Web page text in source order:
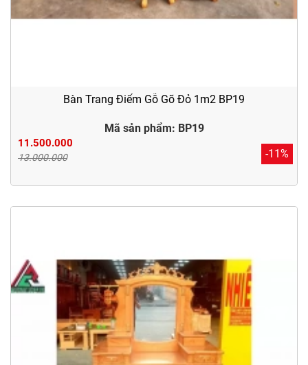
Bàn Trang Điểm Gỗ Gõ Đỏ 1m2 BP19
Mã sản phẩm: BP19
11.500.000
13.000.000 -11%